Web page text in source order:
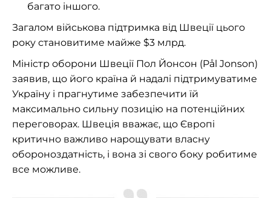
багато іншого.
Загалом військова підтримка від Швеції цього
року становитиме майже $3 млрд.
Міністр оборони Швеції Пол Йонсон (Pål Jonson)
заявив, що його країна й надалі підтримуватиме
Україну і прагнутиме забезпечити їй
максимально сильну позицію на потенційних
переговорах. Швеція вважає, що Європі
критично важливо нарощувати власну
обороноздатність, і вона зі свого боку робитиме
все можливе.